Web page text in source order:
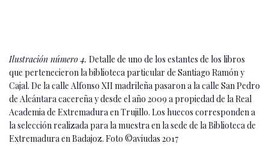
Ilustración número 4. Detalle de uno de los estantes de los libros
que pertenecieron la biblioteca particular de Santiago Ramón y
Cajal. De la calle Alfonso XII madrileña pasaron a la calle San Pedro
de Alcántara cacereña y desde el año 2009 a propiedad de la Real
Academia de Extremadura en Trujillo. Los huecos corresponden a
la selección realizada para la muestra en la sede de la Biblioteca de
Extremadura en Badajoz. Foto ©aviudas 2017